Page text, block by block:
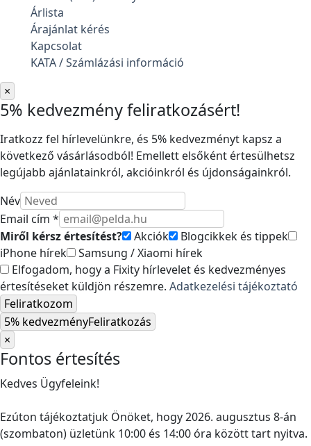
Árlista
Árajánlat kérés
Kapcsolat
KATA / Számlázási információ
×
5% kedvezmény feliratkozásért!
Iratkozz fel hírlevelünkre, és 5% kedvezményt kapsz a
következő vásárlásodból! Emellett elsőként értesülhetsz
legújabb ajánlatainkról, akcióinkról és újdonságainkról.
Név
Email cím *
Miről kérsz értesítést?
Akciók
Blogcikkek és tippek
iPhone hírek
Samsung / Xiaomi hírek
Elfogadom, hogy a Fixity hírlevelet és kedvezményes
értesítéseket küldjön részemre. Adatkezelési tájékoztató
Feliratkozom
5% kedvezményFeliratkozás
×
Fontos értesítés
Kedves Ügyfeleink!
Ezúton tájékoztatjuk Önöket, hogy 2026. augusztus 8-án
(szombaton) üzletünk 10:00 és 14:00 óra között tart nyitva.